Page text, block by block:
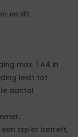
en dit
max. 1 A4 in
leidt tot
aantal
zzp'er betreft,